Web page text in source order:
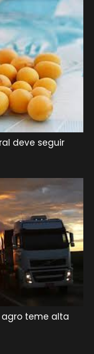
deve seguir
agro teme alta